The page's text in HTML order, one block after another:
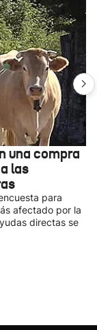
una compra
las
para
afectado por la
directas se